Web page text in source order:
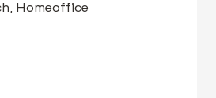
Homeoffice